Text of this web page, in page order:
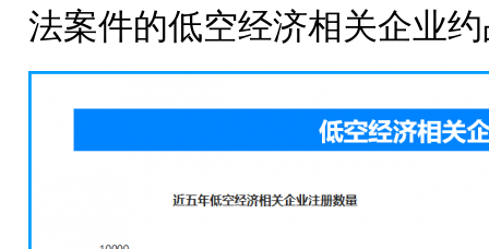
法案件的低空经济相关企业